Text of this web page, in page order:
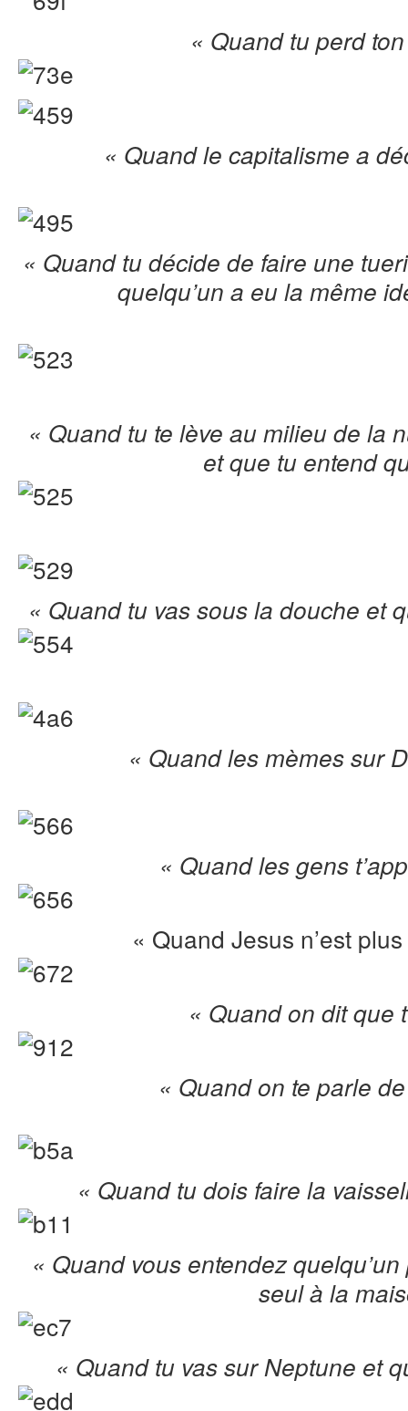
« Quand tu perd
« Quand le capitalisme a
« Quand tu décide de faire une
quelqu’un a eu la même
« Quand tu te lève au milieu de la
et que tu entend
« Quand tu vas sous la douche et
« Quand les mèmes sur
« Quand les gens
« Quand Jesus n’est
« Quand on dit que
« Quand on te parle
« Quand tu dois faire la
« Quand vous entendez
seul à la
« Quand tu vas sur Neptune et